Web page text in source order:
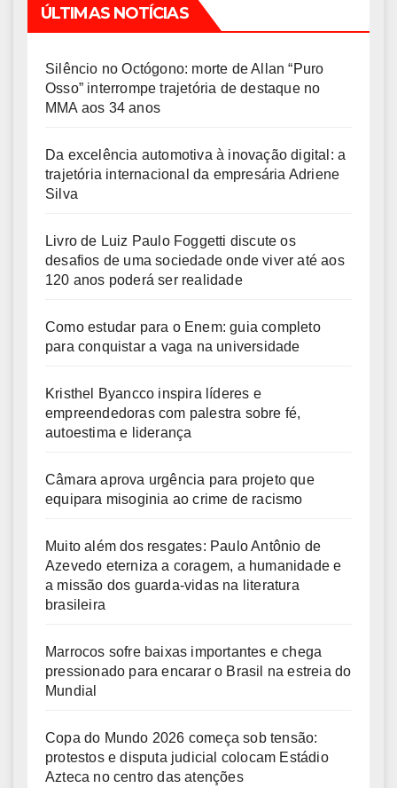
ÚLTIMAS NOTÍCIAS
Silêncio no Octógono: morte de Allan “Puro
Osso” interrompe trajetória de destaque no
MMA aos 34 anos
Da excelência automotiva à inovação digital: a
trajetória internacional da empresária Adriene
Silva
Livro de Luiz Paulo Foggetti discute os
desafios de uma sociedade onde viver até aos
120 anos poderá ser realidade
Como estudar para o Enem: guia completo
para conquistar a vaga na universidade
Kristhel Byancco inspira líderes e
empreendedoras com palestra sobre fé,
autoestima e liderança
Câmara aprova urgência para projeto que
equipara misoginia ao crime de racismo
Muito além dos resgates: Paulo Antônio de
Azevedo eterniza a coragem, a humanidade e
a missão dos guarda-vidas na literatura
brasileira
Marrocos sofre baixas importantes e chega
pressionado para encarar o Brasil na estreia do
Mundial
Copa do Mundo 2026 começa sob tensão:
protestos e disputa judicial colocam Estádio
Azteca no centro das atenções